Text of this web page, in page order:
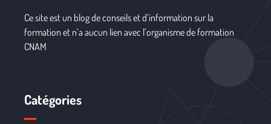
Ce site est un blog de conseils et d’information sur la
formation et n’a aucun lien avec l’organisme de formation
CNAM
Catégories